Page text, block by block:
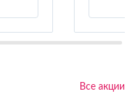
Все акции